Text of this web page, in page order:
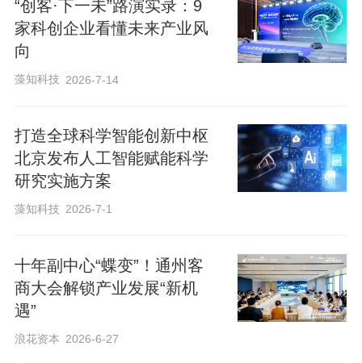
这一多样化样本使报告具备较强的广谱参
考价值和现实温度。
率、客户体验、流程协同和品牌创新等方
面发挥作用，68.75%的受访企业认为AI将
在“降本增效”方面产生最大收益，78.13%
的受访企业对AI带来“优化”“改变”或“重
应用于企业经营活动的背景下，人才短缺
与战略缺失成为企业部署AI的主要障碍，
AI落地不仅是技术引入，更是能力转型，
“创客·下一未”路演实录：9
家科创企业看懂未来产业风
向
藻知科技 2026-7-14
打造全球科学智能创新中枢
北京发布人工智能赋能科学
研究实施方案
藻知科技 2026-7-1
十年副中心“蝶变”！通州客
商大会解锁产业发展“新机
遇”
浪花资本 2026-6-27